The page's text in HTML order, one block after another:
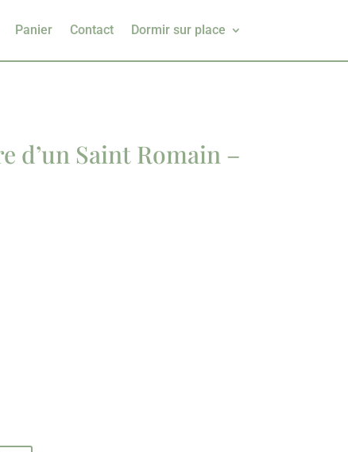
Panier Contact Dormir sur place
d’un Saint Romain –